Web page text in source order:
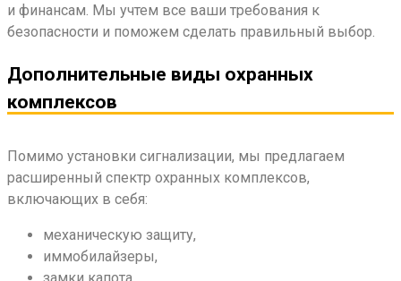
и финансам. Мы учтем все ваши требования к
безопасности и поможем сделать правильный выбор.
Дополнительные виды охранных
комплексов
Помимо установки сигнализации, мы предлагаем
расширенный спектр охранных комплексов,
включающих в себя:
механическую защиту,
иммобилайзеры,